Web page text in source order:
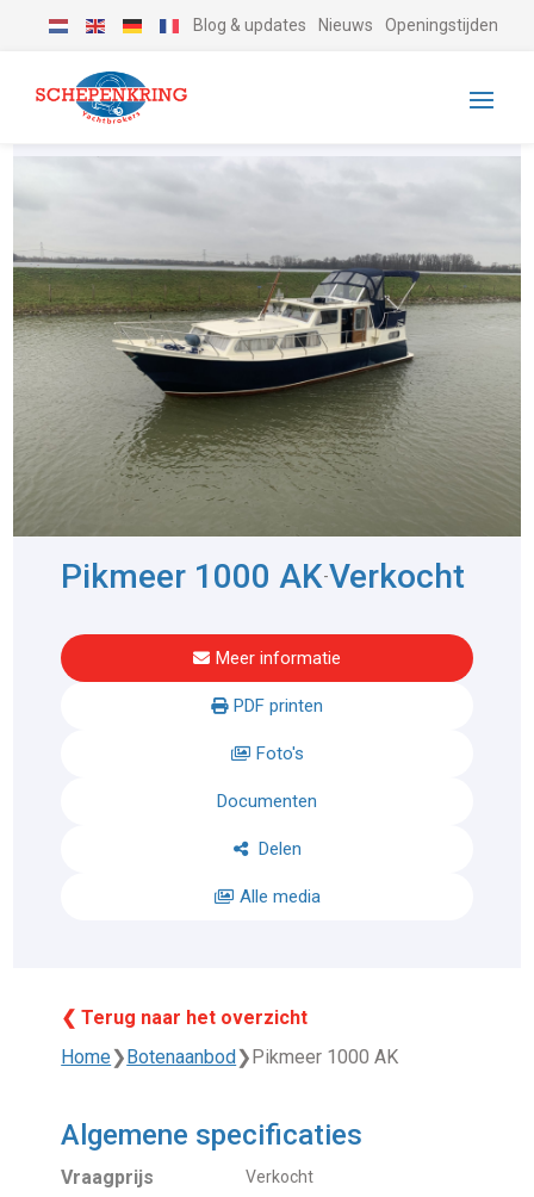
Blog & updates Nieuws Openingstijden
Pikmeer 1000 AK-Verkocht
Meer informatie
PDF printen
Foto's
Documenten
Delen
Alle media
❮ Terug naar het overzicht
Home❯ Botenaanbod ❯ Pikmeer 1000 AK
Algemene specificaties
Vraagprijs Verkocht